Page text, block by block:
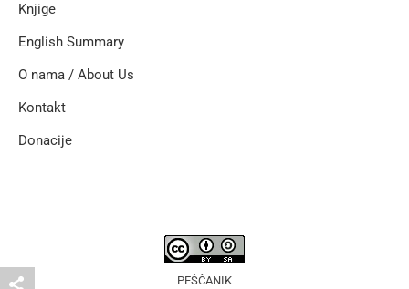
Knjige
English Summary
O nama / About Us
Kontakt
Donacije
PEŠČANIK